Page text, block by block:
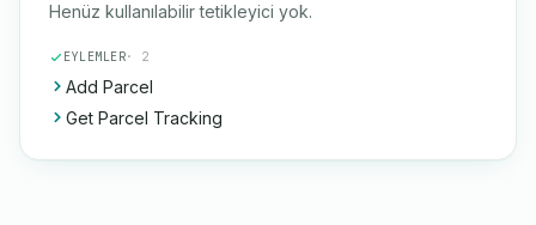
Henüz kullanılabilir tetikleyici yok.
EYLEMLER· 2
Add Parcel
Get Parcel Tracking